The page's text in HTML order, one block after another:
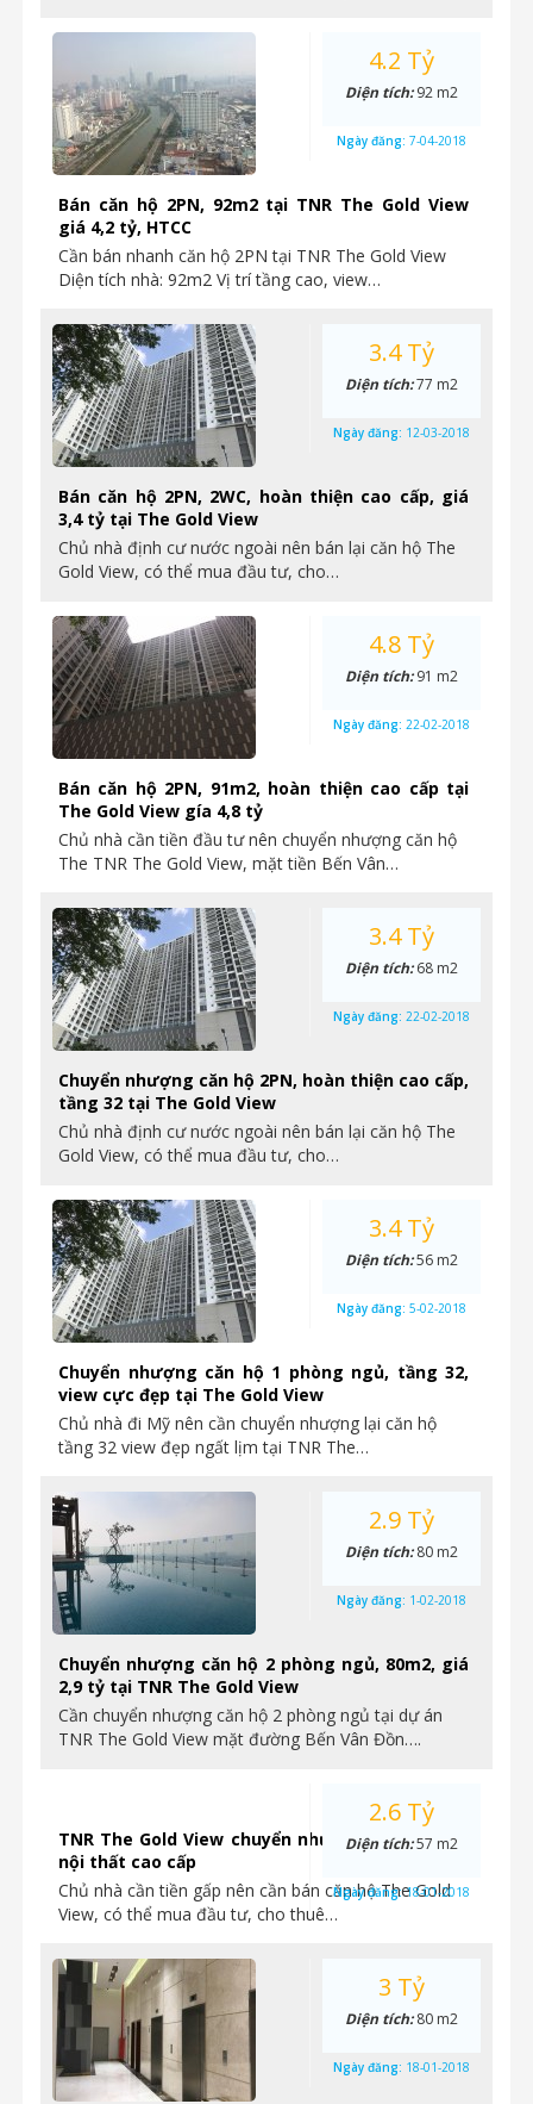
Bán căn hộ 2PN, 92m2 tại TNR The Gold View
giá 4,2 tỷ, HTCC
Cần bán nhanh căn hộ 2PN tại TNR The Gold View
Diện tích nhà: 92m2 Vị trí tầng cao, view…
4.2 Tỷ
Diện tích:92 m2
Ngày đăng: 7-04-2018
Bán căn hộ 2PN, 2WC, hoàn thiện cao cấp, giá
3,4 tỷ tại The Gold View
Chủ nhà định cư nước ngoài nên bán lại căn hộ The
Gold View, có thể mua đầu tư, cho…
3.4 Tỷ
Diện tích:77 m2
Ngày đăng: 12-03-2018
Bán căn hộ 2PN, 91m2, hoàn thiện cao cấp tại
The Gold View gía 4,8 tỷ
Chủ nhà cần tiền đầu tư nên chuyển nhượng căn hộ
The TNR The Gold View, mặt tiền Bến Vân…
4.8 Tỷ
Diện tích:91 m2
Ngày đăng: 22-02-2018
Chuyển nhượng căn hộ 2PN, hoàn thiện cao cấp,
tầng 32 tại The Gold View
Chủ nhà định cư nước ngoài nên bán lại căn hộ The
Gold View, có thể mua đầu tư, cho…
3.4 Tỷ
Diện tích:68 m2
Ngày đăng: 22-02-2018
Chuyển nhượng căn hộ 1 phòng ngủ, tầng 32,
view cực đẹp tại The Gold View
Chủ nhà đi Mỹ nên cần chuyển nhượng lại căn hộ
tầng 32 view đẹp ngất lịm tại TNR The…
3.4 Tỷ
Diện tích:56 m2
Ngày đăng: 5-02-2018
Chuyển nhượng căn hộ 2 phòng ngủ, 80m2, giá
2,9 tỷ tại TNR The Gold View
Cần chuyển nhượng căn hộ 2 phòng ngủ tại dự án
TNR The Gold View mặt đường Bến Vân Đồn….
2.9 Tỷ
Diện tích:80 m2
Ngày đăng: 1-02-2018
TNR The Gold View chuyển nhượng căn hộ 1PN
nội thất cao cấp
Chủ nhà cần tiền gấp nên cần bán căn hộ The Gold
View, có thể mua đầu tư, cho thuê…
2.6 Tỷ
Diện tích:57 m2
Ngày đăng:18-01-2018
3 Tỷ
Diện tích:80 m2
Ngày đăng: 18-01-2018